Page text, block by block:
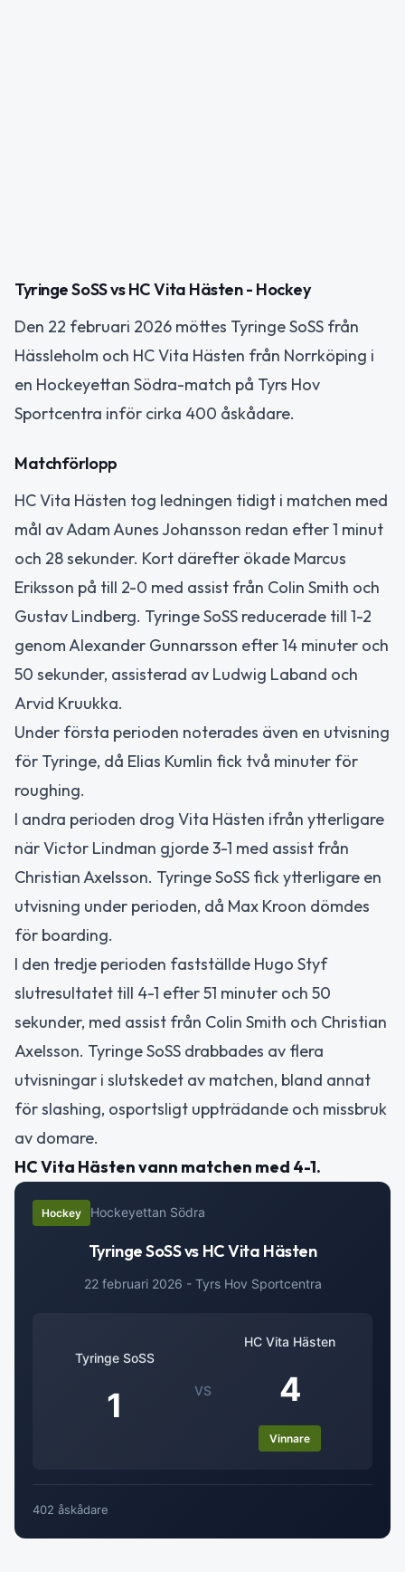
Tyringe SoSS vs HC Vita Hästen - Hockey
Den 22 februari 2026 möttes Tyringe SoSS från
Hässleholm och HC Vita Hästen från Norrköping i
en Hockeyettan Södra-match på Tyrs Hov
Sportcentra inför cirka 400 åskådare.
Matchförlopp
HC Vita Hästen tog ledningen tidigt i matchen med
mål av Adam Aunes Johansson redan efter 1 minut
och 28 sekunder. Kort därefter ökade Marcus
Eriksson på till 2-0 med assist från Colin Smith och
Gustav Lindberg. Tyringe SoSS reducerade till 1-2
genom Alexander Gunnarsson efter 14 minuter och
50 sekunder, assisterad av Ludwig Laband och
Arvid Kruukka.
Under första perioden noterades även en utvisning
för Tyringe, då Elias Kumlin fick två minuter för
roughing.
I andra perioden drog Vita Hästen ifrån ytterligare
när Victor Lindman gjorde 3-1 med assist från
Christian Axelsson. Tyringe SoSS fick ytterligare en
utvisning under perioden, då Max Kroon dömdes
för boarding.
I den tredje perioden fastställde Hugo Styf
slutresultatet till 4-1 efter 51 minuter och 50
sekunder, med assist från Colin Smith och Christian
Axelsson. Tyringe SoSS drabbades av flera
utvisningar i slutskedet av matchen, bland annat
för slashing, osportsligt uppträdande och missbruk
av domare.
HC Vita Hästen vann matchen med 4-1.
Hockey Hockeyettan Södra
Tyringe SoSS vs HC Vita Hästen
22 februari 2026 - Tyrs Hov Sportcentra
Tyringe SoSS
1 VS
HC Vita Hästen
4
Vinnare
402 åskådare